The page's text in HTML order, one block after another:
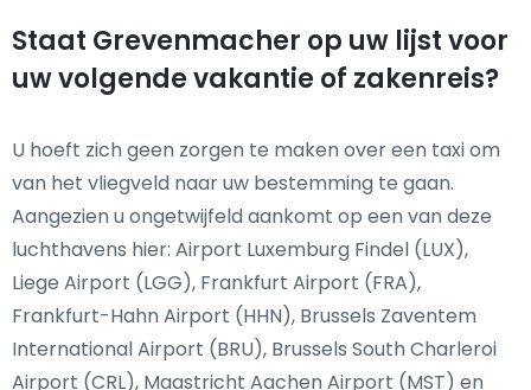
Staat Grevenmacher op uw lijst voor
uw volgende vakantie of zakenreis?
U hoeft zich geen zorgen te maken over een taxi om
van het vliegveld naar uw bestemming te gaan.
Aangezien u ongetwijfeld aankomt op een van deze
luchthavens hier: Airport Luxemburg Findel (LUX),
Liege Airport (LGG), Frankfurt Airport (FRA),
Frankfurt-Hahn Airport (HHN), Brussels Zaventem
International Airport (BRU), Brussels South Charleroi
Airport (CRL), Maastricht Aachen Airport (MST) en